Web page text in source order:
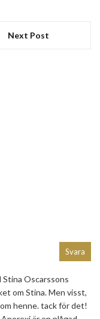
Next Post
Stina Oscarssons
om Stina. Men visst,
henne. tack för det!
Svara